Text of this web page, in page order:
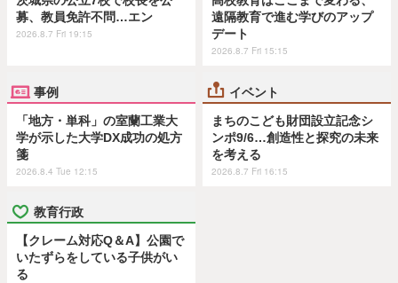
募、教員免許不問…エン
2026.8.7 Fri 19:15
遠隔教育で進む学びのアップ
デート
2026.8.7 Fri 15:15
事例
「地方・単科」の室蘭工業大
学が示した大学DX成功の処方
箋
2026.8.4 Tue 12:15
イベント
まちのこども財団設立記念シ
ンポ9/6…創造性と探究の未来
を考える
2026.8.7 Fri 16:15
教育行政
【クレーム対応Q＆A】公園で
いたずらをしている子供がい
る